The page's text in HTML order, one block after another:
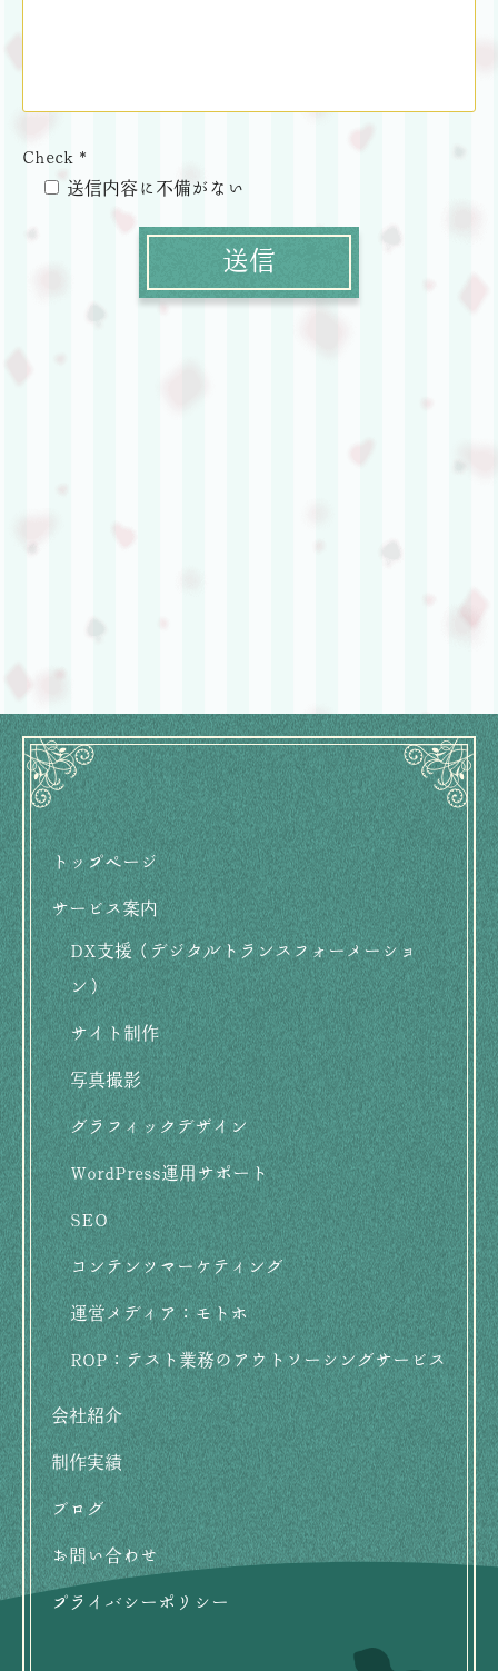
Check *
送信内容に不備がない
フ
ッ
タ
ー
用
メ
ニ
ュ
ー
トップページ
サービス案内
DX支援（デジタルトランスフォーメーショ
ン）
サイト制作
写真撮影
グラフィックデザイン
WordPress運用サポート
SEO
コンテンツマーケティング
運営メディア：モトホ
ROP：テスト業務のアウトソーシングサービス
会社紹介
制作実績
ブログ
お問い合わせ
プライバシーポリシー